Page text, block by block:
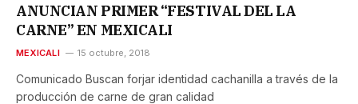
ANUNCIAN PRIMER “FESTIVAL DEL LA
CARNE” EN MEXICALI
MEXICALI 15 octubre, 2018
Comunicado Buscan forjar identidad cachanilla a través de la
producción de carne de gran calidad